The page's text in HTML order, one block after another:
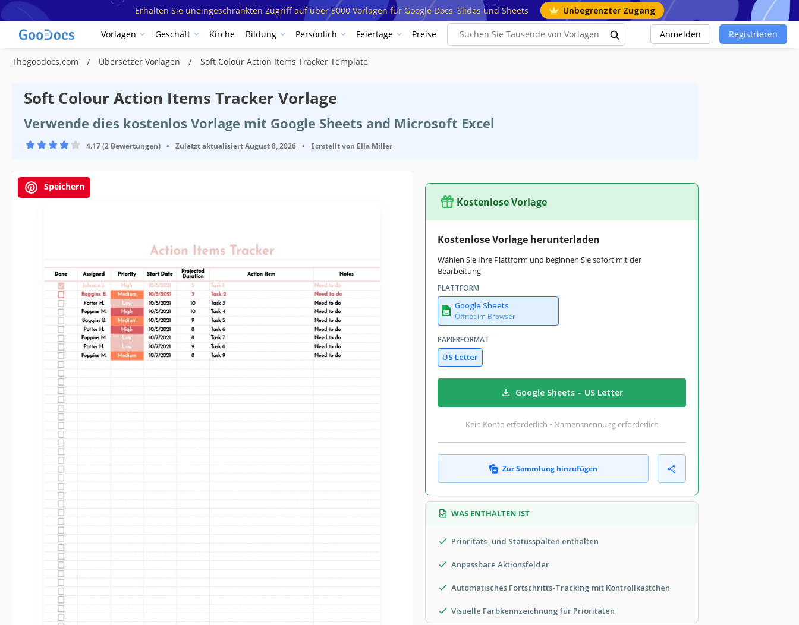
Erhalten Sie uneingeschränkten Zugriff auf über 5000 Vorlagen für Google Docs, Slides und Sheets Unbegrenzter Zugang
Vorlagen Geschäft Kirche Bildung Persönlich Feiertage Preise Anmelden Registrieren
Thegoodocs.com Übersetzer Vorlagen Soft Colour Action Items Tracker Template
Soft Colour Action Items Tracker Vorlage
Verwende dies kostenlos Vorlage mit Google Sheets and Microsoft Excel
4.17 (2 Bewertungen) • Zuletzt aktualisiertAugust 8, 2026 • Ecrstellt von Ella Miller
Speichern
Kostenlose Vorlage
Kostenlose Vorlage herunterladen
Wählen Sie Ihre Plattform und beginnen Sie sofort mit der
Bearbeitung
PLATTFORM
Google Sheets
Öffnet im Browser
PAPIERFORMAT
US Letter
Google Sheets – US Letter
Kein Konto erforderlich • Namensnennung erforderlich
Zur Sammlung hinzufügen
WAS ENTHALTEN IST
Prioritäts- und Statusspalten enthalten
Anpassbare Aktionsfelder
Automatisches Fortschritts-Tracking mit Kontrollkästchen
Visuelle Farbkennzeichnung für Prioritäten